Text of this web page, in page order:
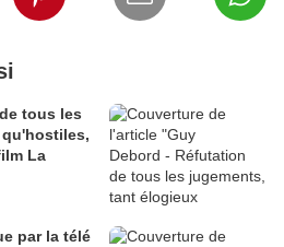
tous les
La
par la télé